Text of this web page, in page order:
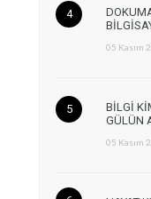
05 Kasım
BİLGİ
GÜLÜN
05 Kasım